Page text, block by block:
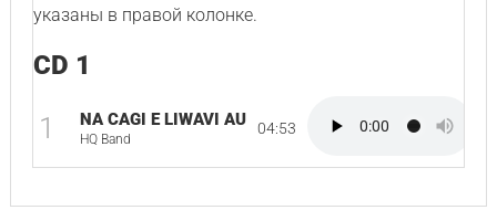
указаны в правой колонке.
CD 1
1 NA CAGI E LIWAVI AU
HQ Band
04:53